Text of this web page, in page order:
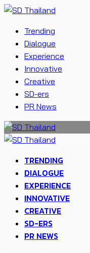
Trending
Dialogue
Experience
Innovative
Creative
SD-ers
PR News
TRENDING
DIALOGUE
EXPERIENCE
INNOVATIVE
CREATIVE
SD-ERS
PR NEWS